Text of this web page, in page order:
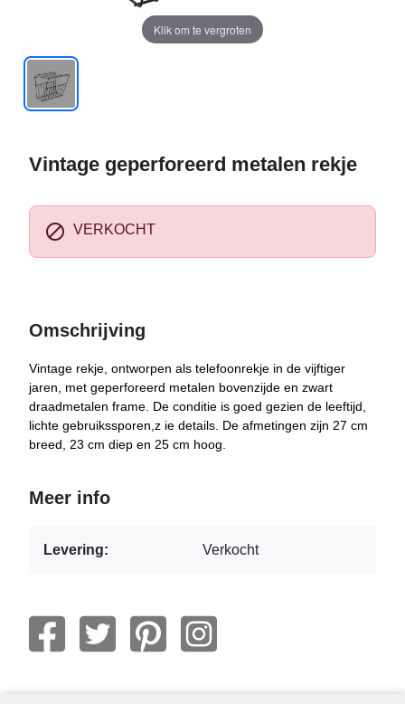
Klik om te vergroten
Vintage geperforeerd metalen rekje
 VERKOCHT
Omschrijving
Vintage rekje, ontworpen als telefoonrekje in de vijftiger
jaren, met geperforeerd metalen bovenzijde en zwart
draadmetalen frame. De conditie is goed gezien de leeftijd,
lichte gebruikssporen,z ie details. De afmetingen zijn 27 cm
breed, 23 cm diep en 25 cm hoog.
Meer info
Levering: Verkocht